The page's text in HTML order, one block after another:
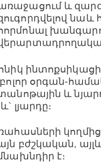
և
օրգան-
և
լյարդը։
բժշկական,
է։